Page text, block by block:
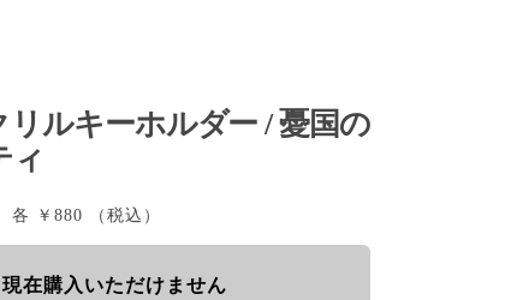
リルキーホルダー / 憂国の
ィ
各 ￥880 （税込）
現在購入いただけません